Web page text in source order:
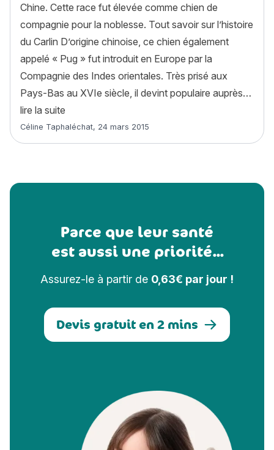
Chine. Cette race fut élevée comme chien de
compagnie pour la noblesse. Tout savoir sur l’histoire
du Carlin D’origine chinoise, ce chien également
appelé « Pug » fut introduit en Europe par la
Compagnie des Indes orientales. Très prisé aux
Pays-Bas au XVIe siècle, il devint populaire auprès…
lire la suite
Article rédigé par
Céline Taphaléchat, 24 mars 2015
Parce que leur santé
est aussi une priorité...
Assurez-le à partir de 0,63€ par jour !
Devis gratuit en 2 mins